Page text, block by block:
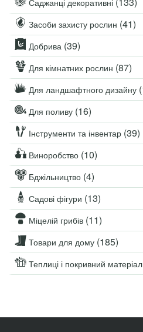
Саджанці декоративні
Засоби захисту рослин (41)
Добрива (39)
Для кімнатних рослин (87)
Для ландшафтного дизайну
Для поливу (16)
Інструменти та інвентар (39)
Виноробство (10)
Бджільництво (4)
Садові фігури (13)
Міцелій грибів (11)
Товари для дому (185)
Теплиці і покривний матеріал